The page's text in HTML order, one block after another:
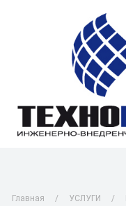
Главная УСЛУГИ